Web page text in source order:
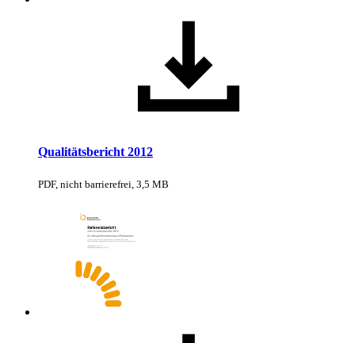
Qualitätsbericht 2012
PDF, nicht barrierefrei, 3,5 MB